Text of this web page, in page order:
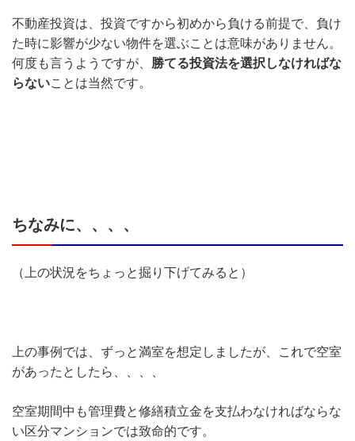
不動産投資は、投資ですから初めから負ける前提で、負け
た時に影響が少ない物件を選ぶことは意味がありません。
何度も言うようですが、 勝てる投資法を選択しなければな
らないことは当然です。
ちなみに、、、、
（上の状況をちょっと掘り下げてみると）
上の事例では、ずっと満室を想定しましたが、これで空室
があったとしたら、、、、
空室期間中も管理費と修繕積立金を支払わなければならな
い区分マンションでは致命的です。